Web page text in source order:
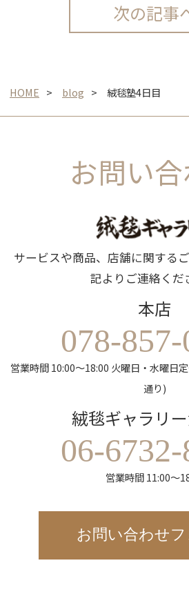
次の記事
HOME blog 絨毯塾4日目
お問い
サービスや商品、店舗に関する
記よりご連絡くだ
本店
078-
営業時間 10:00～18:00 火曜日・水曜日
通り)
絨毯ギャラリ
06-
営業時間 11:00～
お問い合わせフ